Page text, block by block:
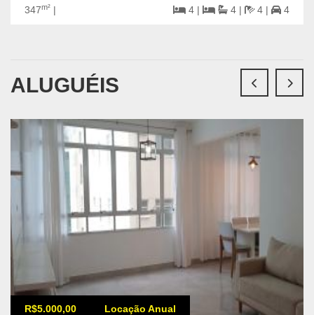
347m² | 4 | 4 | 4 | 4
ALUGUÉIS
R$5.000,00 Locação Anual